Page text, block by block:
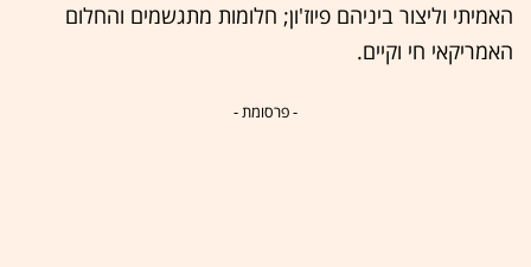
האמיתי וליצור ביניהם פיוז'ון; חלומות מתגשמים והחלום
האמריקאי חי וקיים.
- פרסומת -